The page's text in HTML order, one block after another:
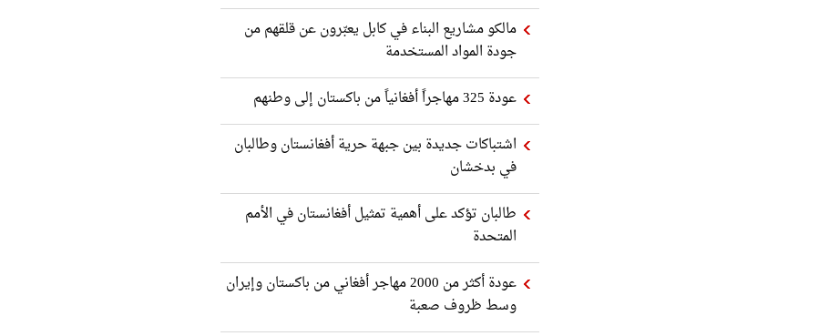
مالكو مشاريع البناء في كابل يعبّرون عن قلقهم من
جودة المواد المستخدمة
عودة 325 مهاجراً أفغانياً من باكستان إلى وطنهم
اشتباكات جديدة بين جبهة حرية أفغانستان وطالبان
في بدخشان
طالبان تؤكد على أهمية تمثيل أفغانستان في الأمم
المتحدة
عودة أكثر من 2000 مهاجر أفغاني من باكستان وإيران
وسط ظروف صعبة